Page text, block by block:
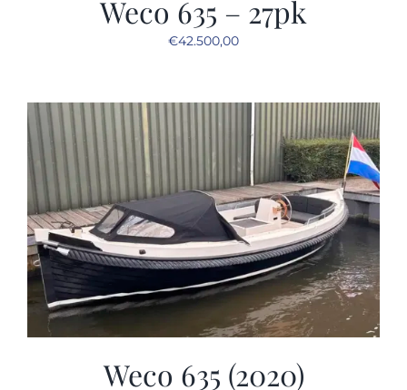
Weco 635 – 27pk
€42.500,00
Weco 635 (2020)